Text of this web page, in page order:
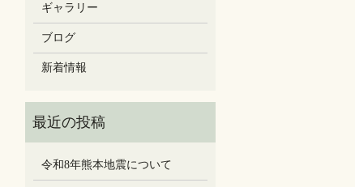
ギャラリー
ブログ
新着情報
令和8年熊本地震について